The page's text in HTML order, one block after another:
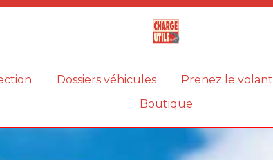
Dossiers véhicules Prenez le volant
Boutique